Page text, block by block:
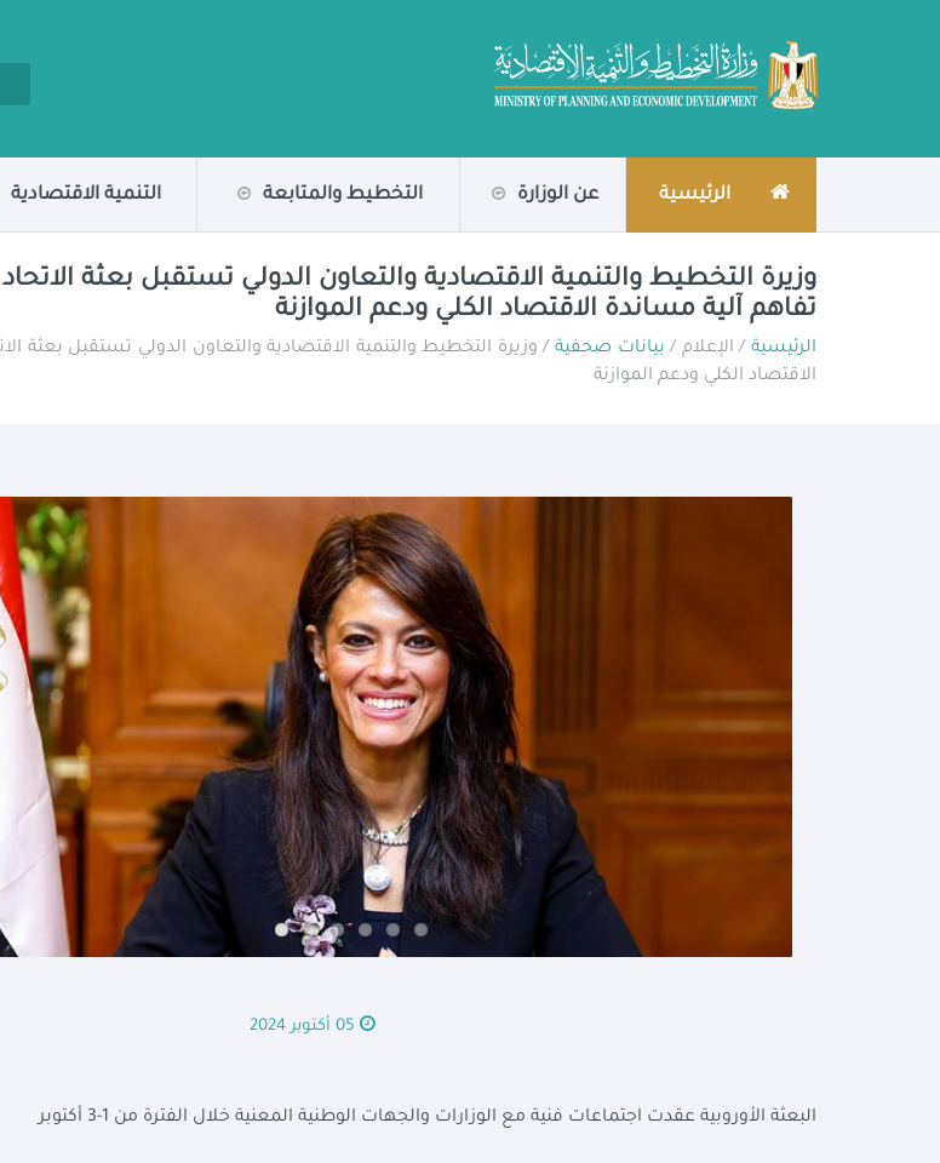
الرئيسية عن الوزارة التخطيط والمتابعة التنمية الاقتصادية
وزيرة التخطيط والتنمية الاقتصادية والتعاون الدولي تستقبل بعثة
تفاهم آلية مساندة الاقتصاد الكلي ودعم الموازنة
الرئيسية/ الإعلام / بيانات صحفية/ وزيرة التخطيط والتنمية الاقتصادية والتعاون الدولي تستقبل بعثة
الاقتصاد الكلي ودعم الموازنة
05 أكتوبر 2024
البعثة الأوروبية عقدت اجتماعات فنية مع الوزارات والجهات الوطنية المعنية خلال الفترة من 1-3 أكتوبر